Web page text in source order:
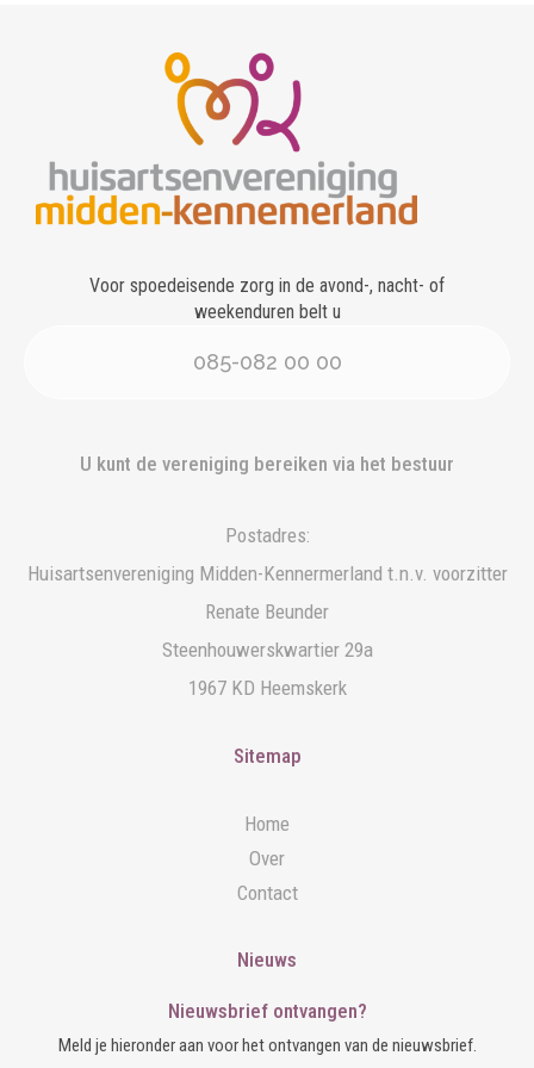
Voor spoedeisende zorg in de avond-, nacht- of
weekenduren belt u
085-082 00 00
U kunt de vereniging bereiken via het bestuur
Postadres:
Huisartsenvereniging Midden-Kennermerland t.n.v. voorzitter
Renate Beunder
Steenhouwerskwartier 29a
1967 KD Heemskerk
Sitemap
Home
Over
Contact
Nieuws
Nieuwsbrief ontvangen?
Meld je hieronder aan voor het ontvangen van de nieuwsbrief.